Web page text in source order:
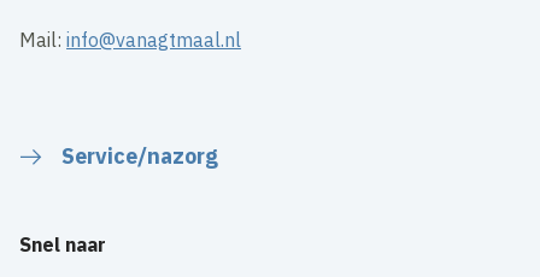
Mail:info@vanagtmaal.nl
Service/nazorg
Snel naar